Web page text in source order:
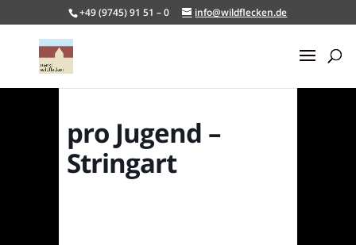
+49 (9745) 91 51 – 0 info@wildflecken.de
pro Jugend –
Stringart